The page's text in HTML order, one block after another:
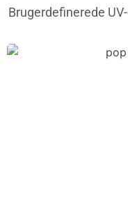
Brugerdefinerede